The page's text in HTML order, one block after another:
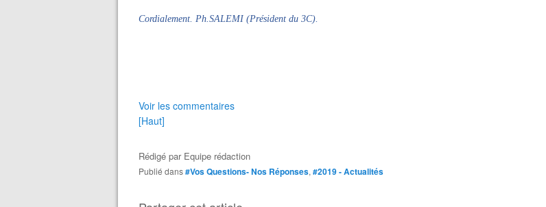
Cordialement. Ph.SALEMI (Président du 3C).
Voir les commentaires
[Haut]
Rédigé par Equipe rédaction
Publié dans#Vos Questions- Nos Réponses, #2019 - Actualités